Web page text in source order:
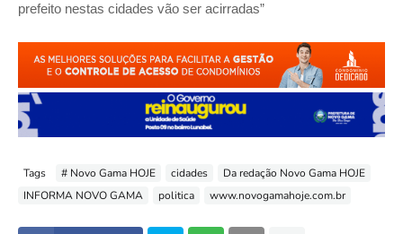
prefeito nestas cidades vão ser acirradas”
Tags # Novo Gama HOJE cidades
Da redação Novo Gama HOJE
INFORMA NOVO GAMA
politica www.novogamahoje.com.br